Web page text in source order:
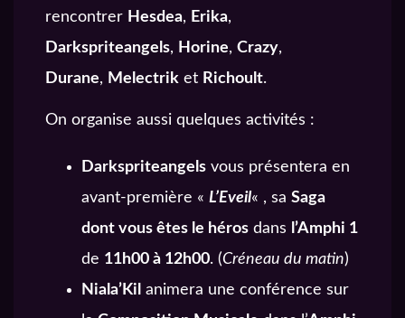
rencontrer Hesdea, Erika,
Darkspriteangels, Horine, Crazy,
Durane, Melectrik et Richoult.
On organise aussi quelques activités :
Darkspriteangels vous présentera en
avant-première « L’Eveil« , sa Saga
dont vous êtes le héros dans
l’Amphi 1
de 11h00 à 12h00. (Créneau du matin)
Niala’Kil animera une conférence sur